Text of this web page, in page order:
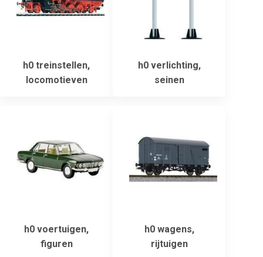
h0 treinstellen,
locomotieven
h0 verlichting,
seinen
h0 voertuigen,
figuren
h0 wagens,
rijtuigen